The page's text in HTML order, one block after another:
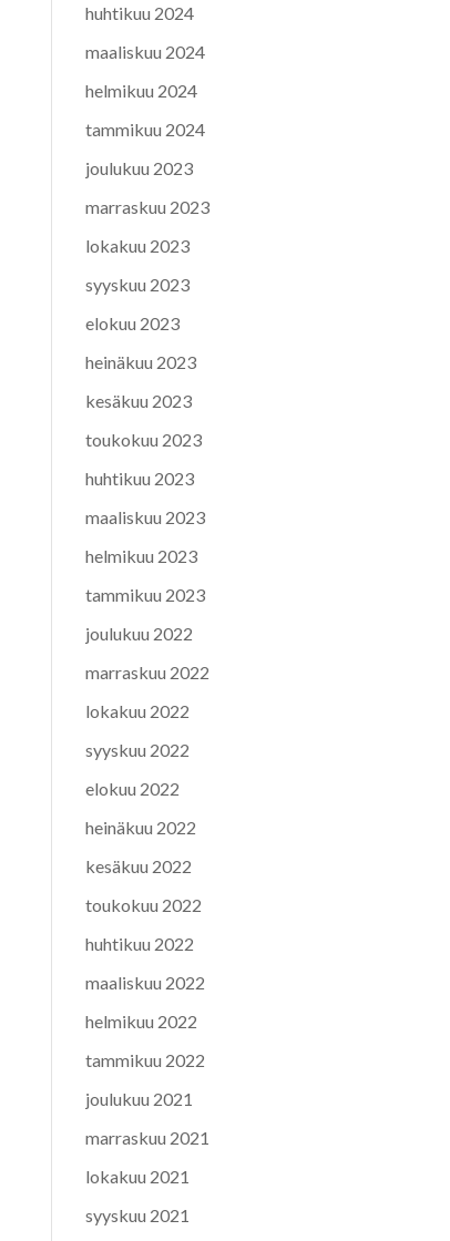
huhtikuu 2024
maaliskuu 2024
helmikuu 2024
tammikuu 2024
joulukuu 2023
marraskuu 2023
lokakuu 2023
syyskuu 2023
elokuu 2023
heinäkuu 2023
kesäkuu 2023
toukokuu 2023
huhtikuu 2023
maaliskuu 2023
helmikuu 2023
tammikuu 2023
joulukuu 2022
marraskuu 2022
lokakuu 2022
syyskuu 2022
elokuu 2022
heinäkuu 2022
kesäkuu 2022
toukokuu 2022
huhtikuu 2022
maaliskuu 2022
helmikuu 2022
tammikuu 2022
joulukuu 2021
marraskuu 2021
lokakuu 2021
syyskuu 2021